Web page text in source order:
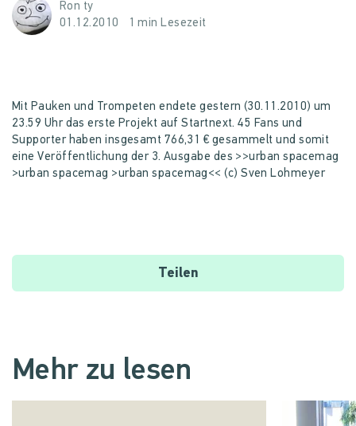
Ron ty
01.12.2010
1 min Lesezeit
Mit Pauken und Trompeten endete gestern (30.11.2010) um
23.59 Uhr das erste Projekt auf Startnext. 45 Fans und
Supporter haben insgesamt 766,31 € gesammelt und somit
eine Veröffentlichung der 3. Ausgabe des >>urban spacemag
>urban spacemag >urban spacemag<< (c) Sven Lohmeyer
Teilen
Mehr zu lesen